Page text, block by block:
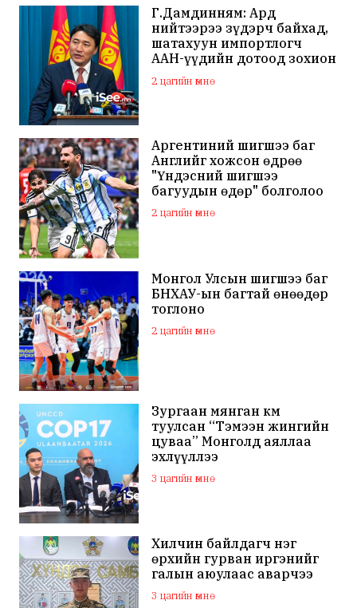
Г.Дамдинням: Ард
нийтээрээ зүдэрч байхад,
шатахуун импортлогч
ААН-үүдийн дотоод зохион
байгуулалтаа
сайжруулаач
2 цагийн өмнө
Аргентиний шигшээ баг
Английг хожсон өдрөө
"Үндэсний шигшээ
багуудын өдөр" болголоо
2 цагийн өмнө
Монгол Улсын шигшээ баг
БНХАУ-ын багтай өнөөдөр
тоглоно
2 цагийн өмнө
Зургаан мянган км
туулсан “Тэмээн жингийн
цуваа” Монголд аяллаа
эхлүүллээ
3 цагийн өмнө
Хилчин байлдагч нэг
өрхийн гурван иргэнийг
галын аюулаас аварчээ
3 цагийн өмнө